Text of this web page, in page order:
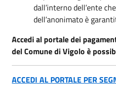
dall’interno dell’ente
dell’anonimato è
Accedi al portale dei
del Comune di Vigolo è
ACCEDI AL PORTALE PER